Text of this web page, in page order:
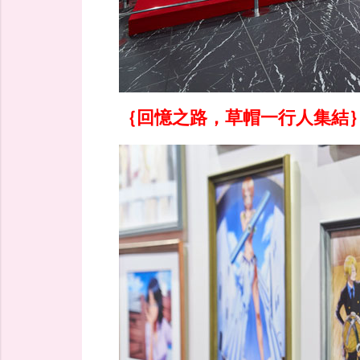
｛回憶之路，草帽一行人集結